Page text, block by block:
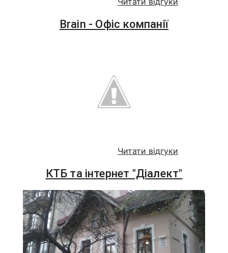
Brain - Офіс компанії
Читати відгуки
КТБ та інтернет "Діалект"